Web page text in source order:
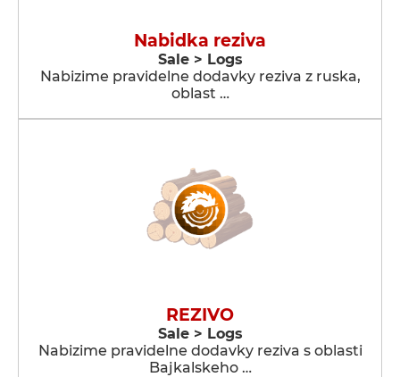
Nabidka reziva
Sale > Logs
Nabizime pravidelne dodavky reziva z ruska,
oblast …
REZIVO
Sale > Logs
Nabizime pravidelne dodavky reziva s oblasti
Bajkalskeho …